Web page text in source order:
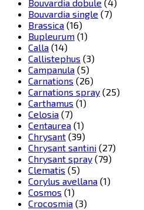
Bouvardia dobule (4)
Bouvardia single (7)
Brassica (16)
Bupleurum (1)
Calla (14)
Callistephus (3)
Campanula (5)
Carnations (26)
Carnations spray (25)
Carthamus (1)
Celosia (7)
Centaurea (1)
Chrysant (39)
Chrysant santini (27)
Chrysant spray (79)
Clematis (5)
Corylus avellana (1)
Cosmos (1)
Crocosmia (3)